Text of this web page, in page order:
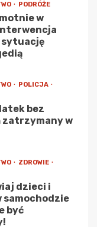
PODRÓŻE
w
sytuację
POLICJA
bez
zatrzymany w
ZDROWIE
dzieci i
samochodzie
być